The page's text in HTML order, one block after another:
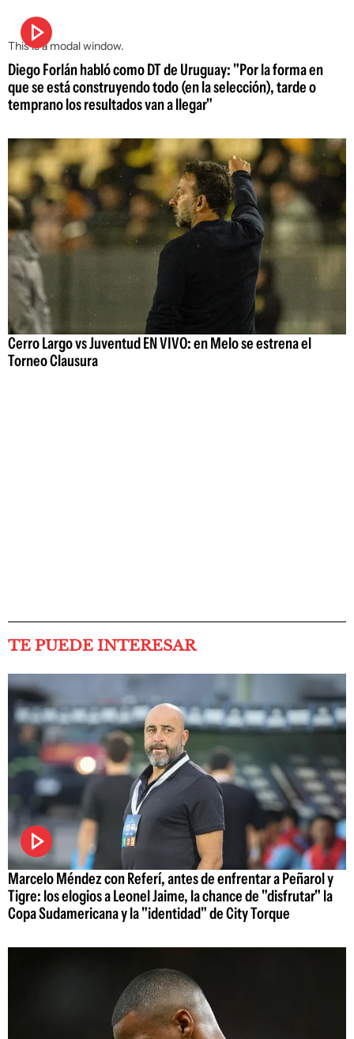
This is a modal window.
Diego Forlán habló como DT de Uruguay: "Por la forma en
que se está construyendo todo (en la selección), tarde o
temprano los resultados van a llegar"
Cerro Largo vs Juventud EN VIVO: en Melo se estrena el
Torneo Clausura
TE PUEDE INTERESAR
Marcelo Méndez con Referí, antes de enfrentar a Peñarol y
Tigre: los elogios a Leonel Jaime, la chance de "disfrutar" la
Copa Sudamericana y la "identidad" de City Torque